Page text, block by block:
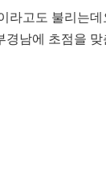
라고도 불리는
경남에 초점을